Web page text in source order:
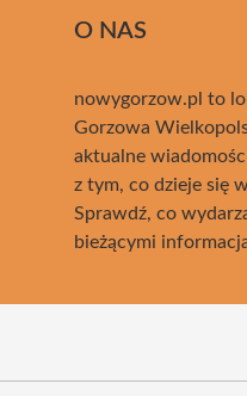
O NAS
nowygorzow.pl to
Gorzowa
aktualne
z tym, co dzieje się
Sprawdź, co
bieżącymi